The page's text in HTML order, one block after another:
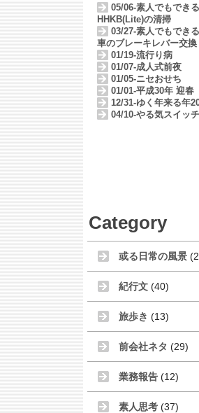
05/06-素人でもできる
HHKB(Lite)の清掃
03/27-素人でもでき
車のブレーキレバー交換
01/19-流行り病
01/07-成人式前夜
01/05-ニセおせち
01/01-平成30年 迎春
12/31-ゆく年来る年
04/10-やる気スイッチ
Category
或る日常の風景
紀行文 (40)
旅歩き (13)
前会社ネタ (29)
業務報告 (12)
素人思考 (37)